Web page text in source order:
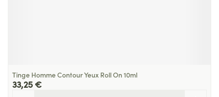
Tinge Homme Contour Yeux Roll On 10ml
33,25 €